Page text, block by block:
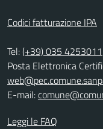
Codici fatturazione IPA
Tel:(+39) 035 4253011
Posta Elettronica
E-mail:
Leggi le FAQ